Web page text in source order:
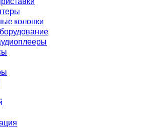
колонки